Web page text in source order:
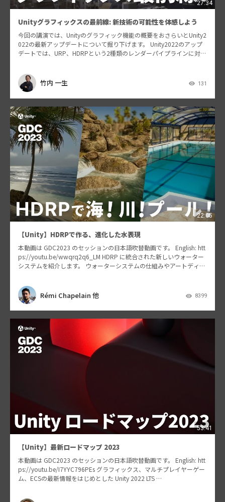
27:34
Unityグラフィックスの最前線: 新技術の可能性を体感しよう
今回の講演では、Unityのグラフィック機能の概要をおさらいとUnity2
022の最新アップデートについて掘り下げます。 Unity2022のアップ
デートでは、URP、HDRPという2種類のレンダーパイプラインに対す
竹内 一生 131
22:05
【Unity】HDRPで作る、進化した水表現
本動画は GDC2023 のセッションの日本語吹替動画です。 English: htt
ps://youtu.be/wwqrq2q6_LM HDRP に統合された新しいウォーター
システムを紹介します。 ウォーターシステムの仕組みやアートディ
Rémi Chapelain 他 8399
53:41
【Unity】最新ロードマップ 2023
本動画は GDC2023 のセッションの日本語吹替動画です。 English: htt
ps://youtu.be/I7YYC796PEs グラフィックス、マルチプレイヤーゲー
ム、ECSの最新情報をはじめとした Unity 2022 LTS …